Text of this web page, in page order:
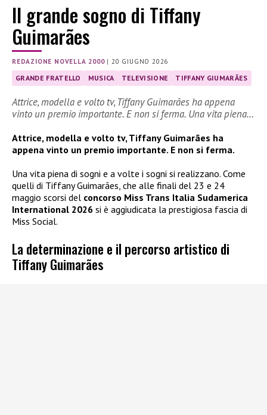
Il grande sogno di Tiffany
Guimarães
REDAZIONE NOVELLA 2000|20 GIUGNO 2026
GRANDE FRATELLO MUSICA TELEVISIONE TIFFANY GIUMARÃES
Attrice, modella e volto tv, Tiffany Guimarães ha appena
vinto un premio importante. E non si ferma. Una vita piena…
Attrice, modella e volto tv, Tiffany Guimarães ha
appena vinto un premio importante. E non si ferma.
Una vita piena di sogni e a volte i sogni si realizzano. Come
quelli di Tiffany Guimarães, che alle finali del 23 e 24
maggio scorsi del concorso Miss Trans Italia Sudamerica
International 2026 si è aggiudicata la prestigiosa fascia di
Miss Social.
La determinazione e il percorso artistico di
Tiffany Guimarães